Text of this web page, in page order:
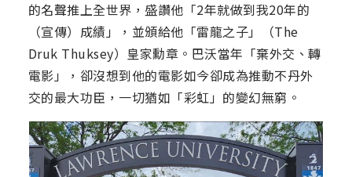
的名聲推上全世界，盛讚他「2年就做到我20年的
（宣傳）成績」，並頒給他「雷龍之子」（The
Druk Thuksey）皇家勳章。巴沃當年「棄外交、轉
電影」，卻沒想到他的電影如今卻成為推動不丹外
交的最大功臣，一切猶如「彩虹」的變幻無窮。